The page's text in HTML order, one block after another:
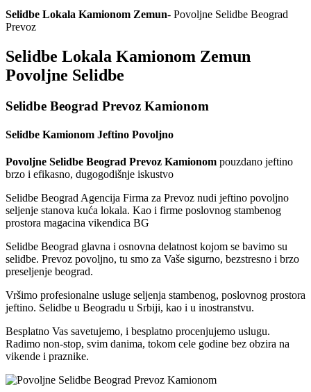
Selidbe Lokala Kamionom Zemun- Povoljne Selidbe Beograd
Prevoz
Selidbe Lokala Kamionom Zemun
Povoljne Selidbe
Selidbe Beograd Prevoz Kamionom
Selidbe Kamionom Jeftino Povoljno
Povoljne Selidbe Beograd Prevoz Kamionom pouzdano jeftino
brzo i efikasno, dugogodišnje iskustvo
Selidbe Beograd Agencija Firma za Prevoz nudi jeftino povoljno
seljenje stanova kuća lokala. Kao i firme poslovnog stambenog
prostora magacina vikendica BG
Selidbe Beograd glavna i osnovna delatnost kojom se bavimo su
selidbe. Prevoz povoljno, tu smo za Vaše sigurno, bezstresno i brzo
preseljenje beograd.
Vršimo profesionalne usluge seljenja stambenog, poslovnog prostora
jeftino. Selidbe u Beogradu u Srbiji, kao i u inostranstvu.
Besplatno Vas savetujemo, i besplatno procenjujemo uslugu.
Radimo non-stop, svim danima, tokom cele godine bez obzira na
vikende i praznike.